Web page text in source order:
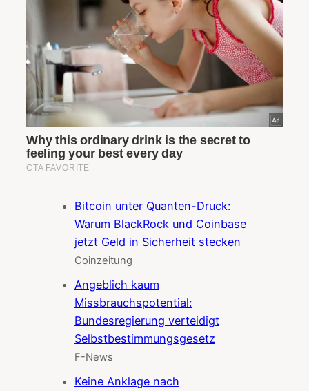
Bitcoin unter Quanten-Druck:
Warum BlackRock und Coinbase
jetzt Geld in Sicherheit stecken
Coinzeitung
Angeblich kaum
Missbrauchspotential:
Bundesregierung verteidigt
Selbstbestimmungsgesetz
F-News
Keine Anklage nach